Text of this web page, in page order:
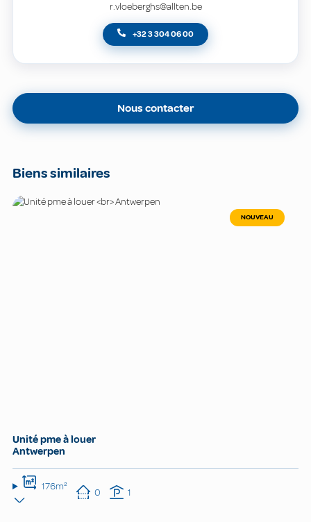
r.vloeberghs@allten.be
+32 3 304 06 00
Nous contacter
Biens similaires
NOUVEAU
Unité pme à louer
Antwerpen
176m² 0 1